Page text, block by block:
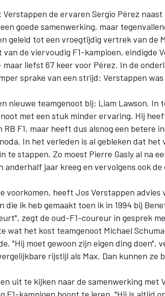
Verstappen de ervaren Sergio Pérez naast
goede samenwerking, maar
geleid tot een vroegtijdig vertrek van de
de viervoudig F1-kampioen, eindigde
liefst 67 keer voor Pérez. In de
sprake van een strijd: Verstappen
nieuwe teamgenoot bij: Liam Lawson. In
met een stuk minder ervaring. Hij
F1, maar heeft dus alsnog een betere
. In het verleden is al gebleken dat het
te stappen. Zo moest Pierre Gaslyal na
anderhalf jaar kreeg en vervolgens ook
voorkomen, heeft Jos Verstappen advies
die ik heb gemaakt toen ik in 1994 bij
zegt de oud-F1-coureur in gesprek
wat het kost teamgenoot Michael
"Hij moet gewoon zijn eigen ding doen",
rijstijl als Max. Dan kunnen ze
uit te kijken naar de samenwerking met